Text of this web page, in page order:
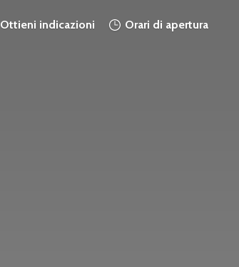
Ottieni indicazioni Orari di apertura